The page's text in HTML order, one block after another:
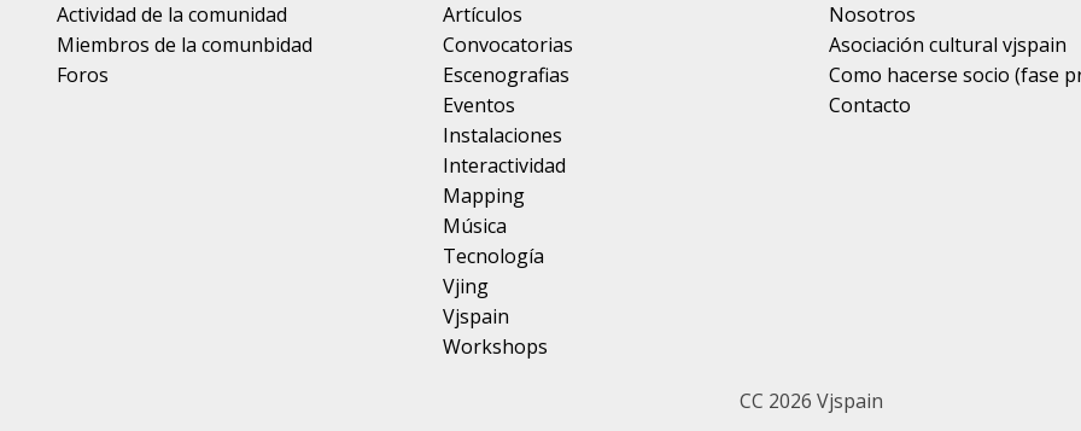
Actividad de la comunidad
Miembros de la comunbidad
Foros
Artículos
Convocatorias
Escenografias
Eventos
Instalaciones
Interactividad
Mapping
Música
Tecnología
Vjing
Vjspain
Workshops
Nosotros
Asociación cultural vjspain
Como hacerse socio (fase
Contacto
CC 2026 Vjspain